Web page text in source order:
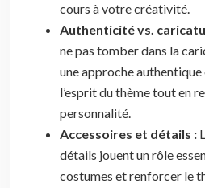
cours à votre créativité.
Authenticité vs.
ne pas tomber dans la
une approche
l’esprit du thème tout en
personnalité.
Accessoires et détails :
détails jouent un rôle
costumes et renforcer le